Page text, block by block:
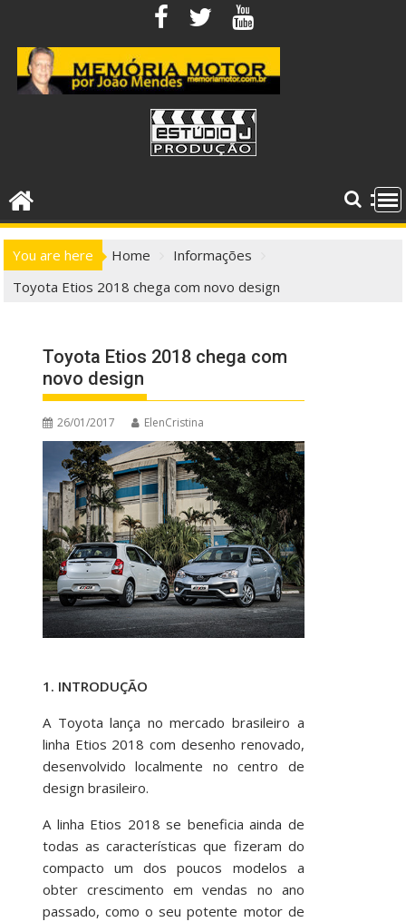
content
You are here Home
Informações
Toyota Etios 2018 chega com novo design
Toyota Etios 2018 chega com
novo design
26/01/2017 ElenCristina
1. INTRODUÇÃO
A Toyota lança no mercado brasileiro a
linha Etios 2018 com desenho renovado,
desenvolvido localmente no centro de
design brasileiro.
A linha Etios 2018 se beneficia ainda de
todas as características que fizeram do
compacto um dos poucos modelos a
obter crescimento em vendas no ano
passado, como o seu potente motor de